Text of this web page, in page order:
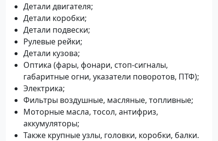
Детали двигателя;
Детали коробки;
Детали подвески;
Рулевые рейки;
Детали кузова;
Оптика (фары, фонари, стоп-сигналы,
габаритные огни, указатели поворотов, ПТФ);
Электрика;
Фильтры воздушные, масляные, топливные;
Моторные масла, тосол, антифриз,
аккумуляторы;
Также крупные узлы, головки, коробки, балки.